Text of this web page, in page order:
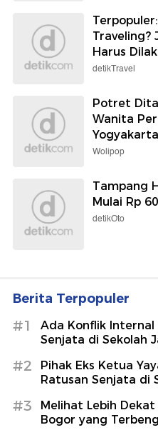
Traveling?
Harus
detikTravel
Potret
Wanita
Yogyakarta
Wolipop
Tampang
Mulai Rp
detikOto
Berita Terpopuler
#1
Ada Konflik Internal
Senjata di Sekolah
#2
Pihak Eks Ketua
Ratusan Senjata di
#3
Melihat Lebih
Bogor yang